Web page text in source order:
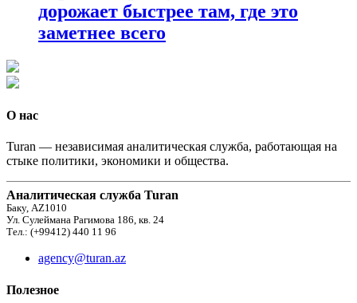
дорожает быстрее там, где это
заметнее всего
О нас
Turan — независимая аналитическая служба, работающая на
стыке политики, экономики и общества.
Аналитическая служба Turan
Баку, AZ1010
Ул. Сулеймана Рагимова 186, кв. 24
Тел.: (+99412) 440 11 96
agency@turan.az
Полезное